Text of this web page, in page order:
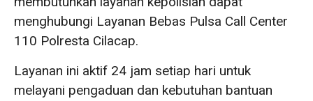
menghubungi Layanan Bebas Pulsa Call Center
110 Polresta Cilacap.
Layanan ini aktif 24 jam setiap hari untuk
melayani pengaduan dan kebutuhan bantuan